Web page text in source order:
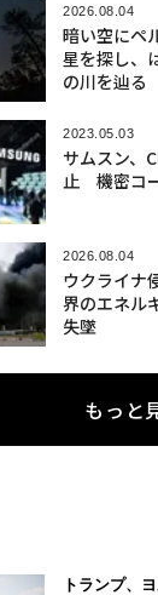
2026.08.04
暗い空にペ
星を探し、
の川を辿
2023.05.03
サムスン、
止 機密コ
2026.08.04
ウクライナ
界のエネル
失墜
もっと
トランプ、